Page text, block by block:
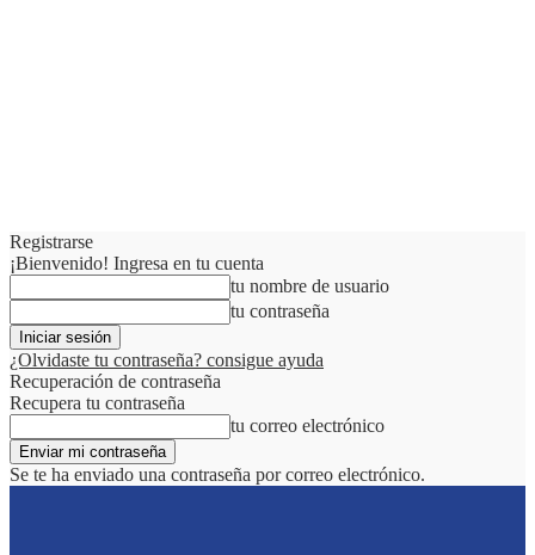
Registrarse
¡Bienvenido! Ingresa en tu cuenta
tu nombre de usuario
tu contraseña
¿Olvidaste tu contraseña? consigue ayuda
Recuperación de contraseña
Recupera tu contraseña
tu correo electrónico
Se te ha enviado una contraseña por correo electrónico.